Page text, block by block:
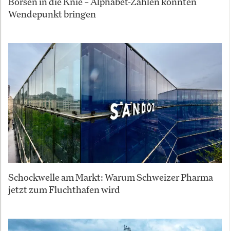
Wendepunkt bringen
Schockwelle am Markt: Warum Schweizer Pharma
jetzt zum Fluchthafen wird